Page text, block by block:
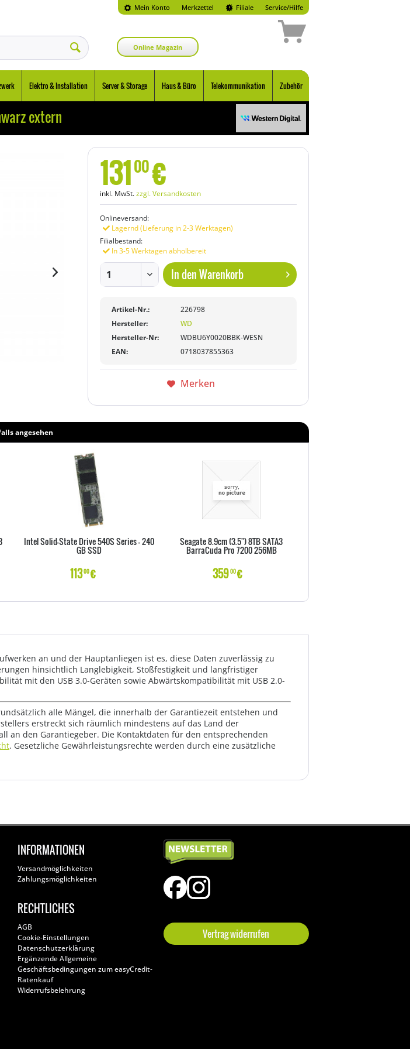
Mein Konto Merkzettel Filiale Service/Hilfe
Online Magazin
Elektro & Installation Server & Storage Haus & Büro Telekommunikation Zubehör
extern
13100€
inkl. MwSt.zzgl. Versandkosten
Onlineversand:
Lagernd (Lieferung in 2-3 Werktagen)
Filialbestand:
In 3-5 Werktagen abholbereit
In denWarenkorb
Artikel-Nr.:
226798
Hersteller:
WD
Hersteller-Nr:
WDBU6Y0020BBK-WESN
EAN:
0718037855363
Merken
angesehen
Intel Solid-State Drive 540S Series - 240
GB SSD
11300€
Seagate 8.9cm (3.5") 8TB SATA3
BarraCuda Pro 7200 256MB
35900€
an und der Hauptanliegen ist es, diese Daten zuverlässig zu
hinsichtlich Langlebigkeit, Stoßfestigkeit und langfristiger
mit den USB 3.0-Geräten sowie Abwärtskompatibilität mit USB 2.0-
alle Mängel, die innerhalb der Garantiezeit entstehen und
erstreckt sich räumlich mindestens auf das Land der
an den Garantiegeber. Die Kontaktdaten für den entsprechenden
. Gesetzliche Gewährleistungsrechte werden durch eine zusätzliche
INFORMATIONEN
Versandmöglichkeiten
Zahlungsmöglichkeiten
RECHTLICHES
AGB
Cookie-Einstellungen
Datenschutzerklärung
Ergänzende Allgemeine
Geschäftsbedingungen zum easyCredit-
Ratenkauf
Widerrufsbelehrung
Vertrag widerrufen